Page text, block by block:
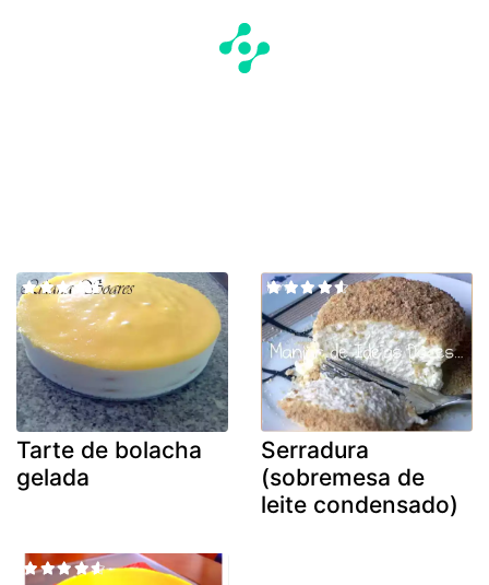
Tarte de bolacha
gelada
Serradura
(sobremesa de
leite condensado)